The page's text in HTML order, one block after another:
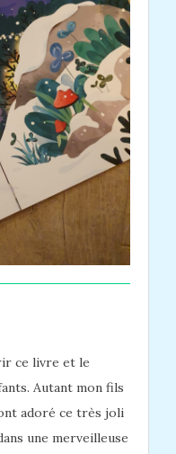
ce livre et le
Autant mon fils
adoré ce très joli
une merveilleuse